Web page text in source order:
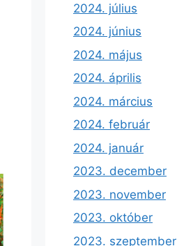
2024. július
2024. június
2024. május
2024. április
2024. március
2024. február
2024. január
2023. december
2023. november
2023. október
2023. szeptember